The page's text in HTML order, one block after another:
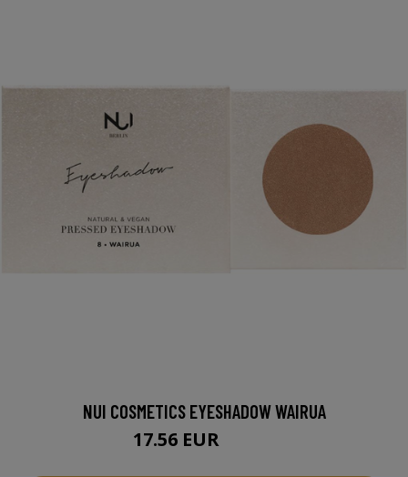
NUI COSMETICS EYESHADOW WAIRUA
17.56 EUR